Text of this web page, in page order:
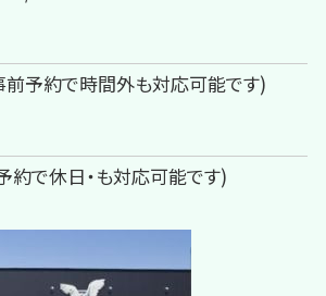
前予約で時間外も対応可能です)
約で休日・も対応可能です)